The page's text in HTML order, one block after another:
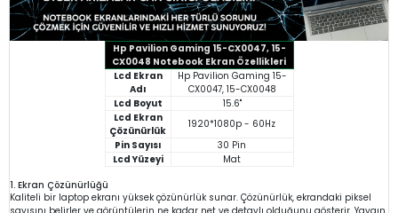
Hp Pavilion Gaming 15-CX0047, 15-
CX0048 Notebook Ekran Özellikleri
Lcd Ekran
Adı
Hp Pavilion Gaming 15-
CX0047, 15-CX0048
Lcd Boyut
15.6"
Lcd Ekran
Çözünürlük
1920*1080p - 60Hz
Pin Sayısı
30 Pin
Lcd Yüzeyi
Mat
1. Ekran Çözünürlüğü
Kaliteli bir laptop ekranı yüksek çözünürlük sunar. Çözünürlük, ekrandaki piksel